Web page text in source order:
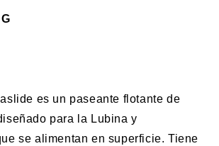
es un paseante flotante de
para la Lubina y
se alimentan en superficie. Tiene